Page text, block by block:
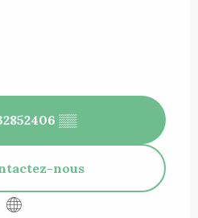
▒▒
nous